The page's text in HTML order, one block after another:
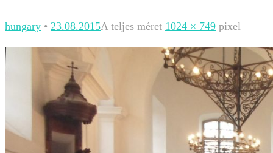
hungary • 23.08.2015A teljes méret 1024 × 749 pixel